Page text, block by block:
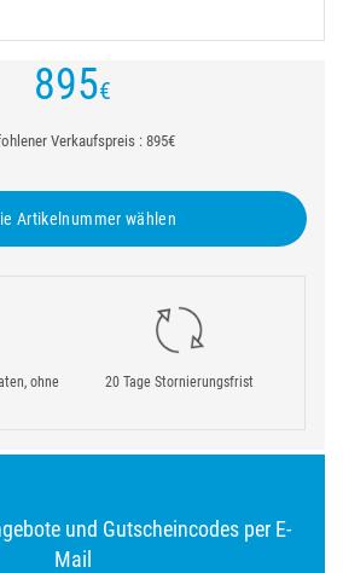
895€
Verkaufspreis : 895€
Artikelnummer wählen
ohne
20 Tage Stornierungsfrist
und Gutscheincodes per E-
Mail